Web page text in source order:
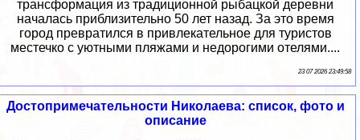
трансформация из традиционной рыбацкой деревни
началась приблизительно 50 лет назад. За это время
город превратился в привлекательное для туристов
местечко с уютными пляжами и недорогими отелями....
23 07 2026 23:49:58
Достопримечательности Николаева: список, фото и
описание